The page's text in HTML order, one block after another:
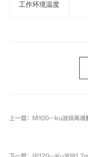
工作环境温度
上一篇：M100—ku波段高通